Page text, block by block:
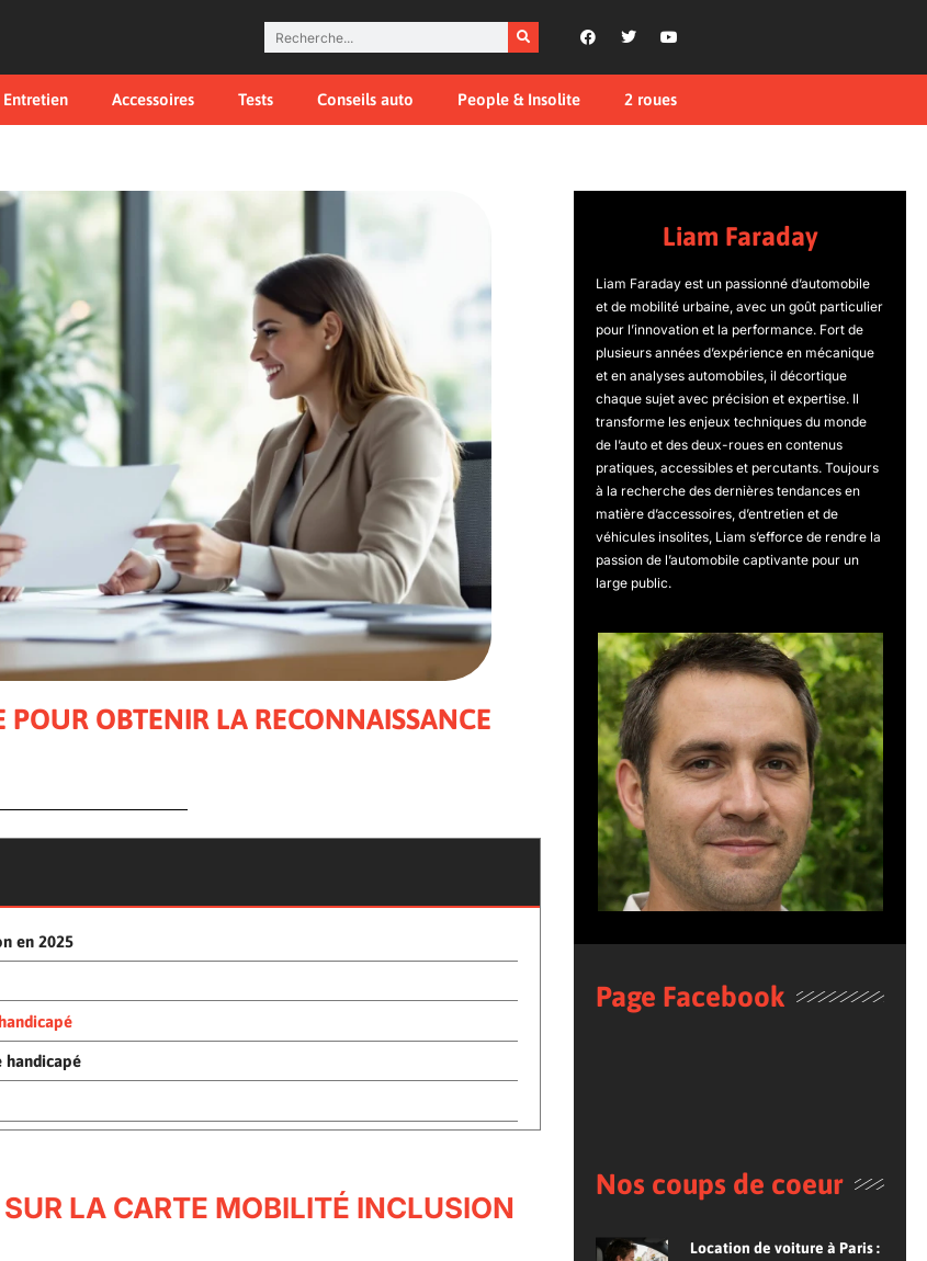
Entretien Accessoires Tests Conseils auto People & Insolite 2 roues
OBTENIR LA RECONNAISSANCE
en 2025
handicapé
LA CARTE MOBILITÉ INCLUSION
Liam Faraday
Liam Faraday est un passionné d’automobile
et de mobilité urbaine, avec un goût particulier
pour l’innovation et la performance. Fort de
plusieurs années d’expérience en mécanique
et en analyses automobiles, il décortique
chaque sujet avec précision et expertise. Il
transforme les enjeux techniques du monde
de l’auto et des deux-roues en contenus
pratiques, accessibles et percutants. Toujours
à la recherche des dernières tendances en
matière d’accessoires, d’entretien et de
véhicules insolites, Liam s’efforce de rendre la
passion de l’automobile captivante pour un
large public.
Page Facebook
Nos coups de coeur
Location de voiture à Paris :